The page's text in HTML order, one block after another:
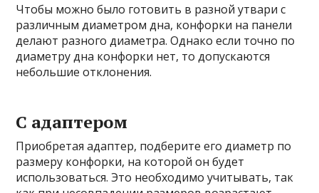
Чтобы можно было готовить в разной утвари с
различным диаметром дна, конфорки на панели
делают разного диаметра. Однако если точно по
диаметру дна конфорки нет, то допускаются
небольшие отклонения.
С адаптером
Приобретая адаптер, подберите его диаметр по
размеру конфорки, на которой он будет
использоваться. Это необходимо учитывать, так